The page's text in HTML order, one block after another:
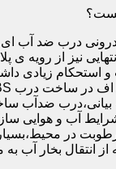
درب ضد آب ای
ضدآب
آب و هوایی